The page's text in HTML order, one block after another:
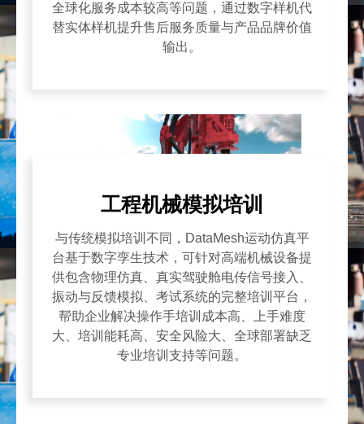
工程机械模拟培训
与传统模拟培训不同，DataMesh运动仿真平
台基于数字孪生技术，可针对高端机械设备提
供包含物理仿真、真实驾驶舱电传信号接入、
振动与反馈模拟、考试系统的完整培训平台，
帮助企业解决操作手培训成本高、上手难度
大、培训能耗高、安全风险大、全球部署缺乏
专业培训支持等问题。
全球化服务成本较高等问题，通过数字样机代
替实体样机提升售后服务质量与产品品牌价值
输出。